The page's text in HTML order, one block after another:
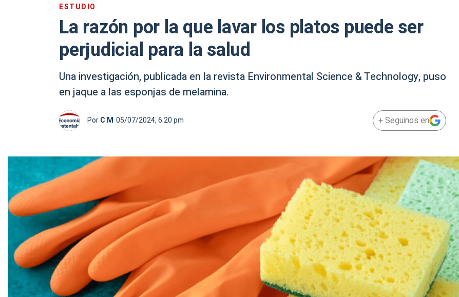
ESTUDIO
La razón por la que lavar los platos puede ser
perjudicial para la salud
Una investigación, publicada en la revista Environmental Science & Technology, puso
en jaque a las esponjas de melamina.
PorC M 05/07/2024, 6:20 pm + Seguinos en